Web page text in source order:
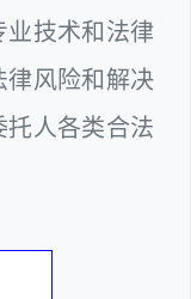
业技术和法律
律风险和解决
人各类合法